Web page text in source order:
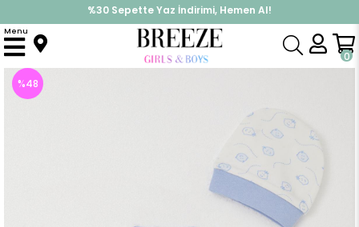
%30 Sepette Yaz İndirimi, Hemen Al!
İndirimlere ek %10 İndirimi Kap, Hemen Üye Ol!
0
Menu
Anasayfa Tulum
%48